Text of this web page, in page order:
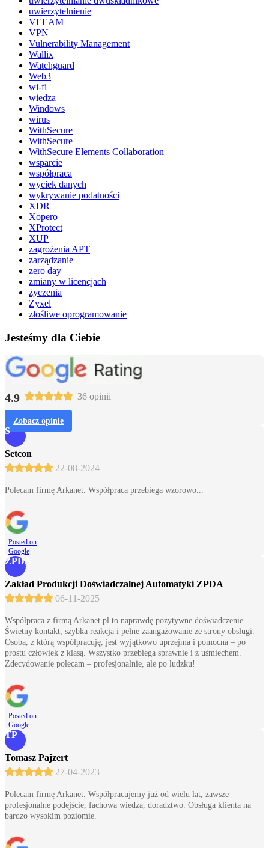
uwierzytelnienie
VEEAM
VPN
Vulnerability Management
Wallix
Watchguard
Web3
wi-fi
wiedza
Windows
wirus
WithSecure
WithSecure
WithSecure Elements Collaboration
wsparcie
współpraca
wyciek danych
wykrywanie podatności
XDR
Xopero
XProtect
XUP
zagrożenia APT
zarządzanie
zero day
zmiany w licencjach
życzenia
Zyxel
złośliwe oprogramowanie
Jesteśmy dla Ciebie
4.9 36 opinii
Zobacz opinie
S
Setcon
22-08-2024
Polecam firmę Arkanet. Współpraca przebiega wzorowo...
Posted on
Google
ZPDA
Zakład Produkcji Doświadczalnej Automatyki ZPDA
06-11-2025
Współpraca z firmą Arkanet.pl to naprawdę pozytywne doświadczenie.
Świetny kontakt, szybka reakcja i pełne zaangażowanie ze strony obsługi.
Osoba, z którą współpracuję, jest wyjątkowo uprzejma i pomocna – po
prostu człowiek z klasą. Wszystko przebiega sprawnie i z uśmiechem.
Zdecydowanie polecam – profesjonalnie, ale po ludzku!
Posted on
Google
TP
Tomasz Pajzert
27-04-2023
Polecam firmę Arkanet. Współpracujemy już od wielu lat, zawsze
profesjonalne podejście, fachowa wiedza, doradztwo. Obsługa klienta na
bardzo wysokim poziomie.